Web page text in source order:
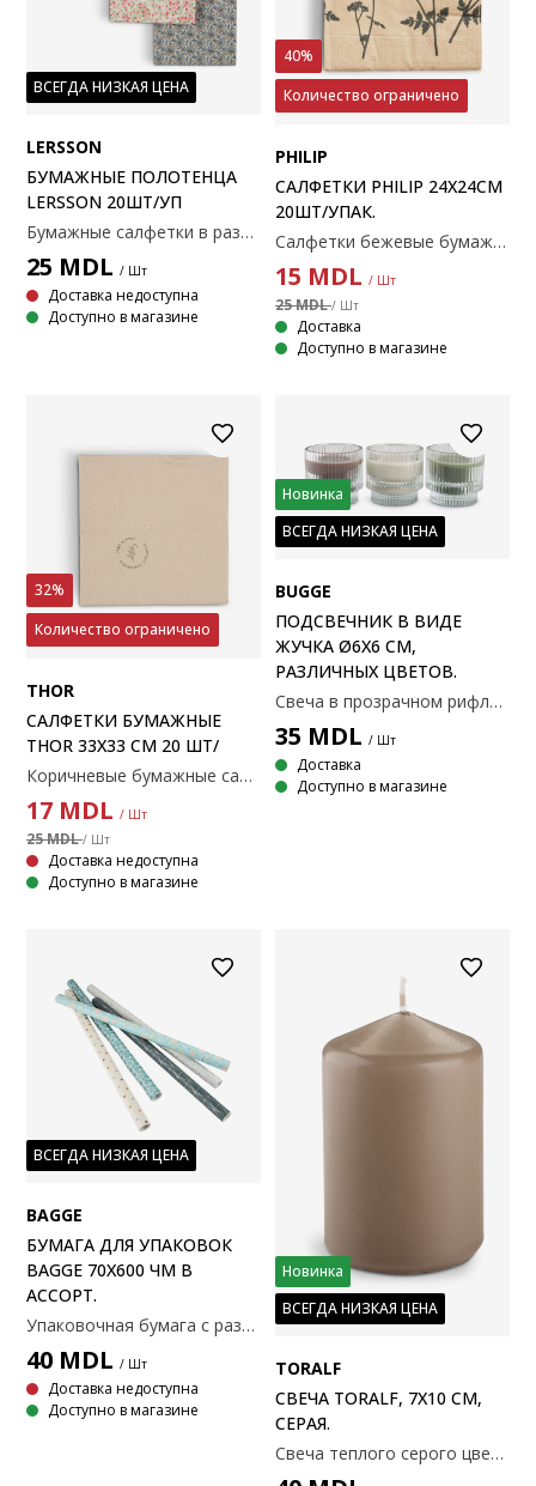
ВСЕГДА НИЗКАЯ ЦЕНА
LERSSON
БУМАЖНЫЕ ПОЛОТЕНЦА
LERSSON 20ШТ/УП
Бумажные салфетки в разных дизайнах, идеально подходят для разных случаев. Доступны в разных дизайнах. Упаковка 20 штук. 33x33 см
25 MDL / Шт
Доставка недоступна
Доступно в магазине
40%
Количество ограничено
PHILIP
САЛФЕТКИ PHILIP 24X24СМ
20ШТ/УПАК.
Салфетки бежевые бумажные с нежным черным цветочным узором. Эти салфетки идеально подходят для придания элегантности любому столу. Упаковка 20 шт. 24x24 см
15 MDL / Шт
25 MDL/ Шт
Доставка
Доступно в магазине
32%
Количество ограничено
THOR
САЛФЕТКИ БУМАЖНЫЕ
THOR 33X33 СМ 20 ШТ/
Коричневые бумажные салфетки с простым дизайном. Идеально подходят как для повседневных, так и для официальных мероприятий, эти салфетки добавят утонченную элегантность любому столу. Упаковка 20 шт. 33x33 см
17 MDL / Шт
25 MDL/ Шт
Доставка недоступна
Доступно в магазине
Новинка
ВСЕГДА НИЗКАЯ ЦЕНА
BUGGE
ПОДСВЕЧНИК В ВИДЕ
ЖУЧКА Ø6X6 СМ,
РАЗЛИЧНЫХ ЦВЕТОВ.
Свеча в прозрачном рифлёном стеклянном подсвечнике. Горит до 15 часов, создавая уютную атмосферу. Свеча доступна в различных цветах и продаётся поштучно. Ø6x6 см
35 MDL / Шт
Доставка
Доступно в магазине
ВСЕГДА НИЗКАЯ ЦЕНА
BAGGE
БУМАГА ДЛЯ УПАКОВОК
BAGGE 70X600 ЧМ В
АССОРТ.
Упаковочная бумага с различными узорами, в основном синего и белого цвета. Изготовлена из переработанной бумаги FSC®. 70x600 см
40 MDL / Шт
Доставка недоступна
Доступно в магазине
Новинка
ВСЕГДА НИЗКАЯ ЦЕНА
TORALF
СВЕЧА TORALF, 7Х10 СМ,
СЕРАЯ.
Свеча теплого серого цвета, создающая уютную атмосферу. Время горения составляет приблизительно 43 часа, обеспечивая длительное свечение для любого случая. Ø7x10 см